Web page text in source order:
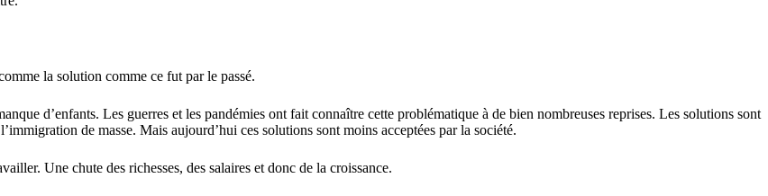
la solution comme ce fut par le passé.
d’enfants. Les guerres et les pandémies ont fait connaître cette problématique à de bien nombreuses reprises. Les solutions sont
de masse. Mais aujourd’hui ces solutions sont moins acceptées par la société.
Une chute des richesses, des salaires et donc de la croissance.